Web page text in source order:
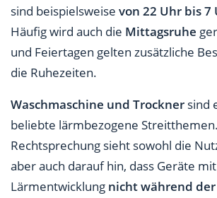
sind beispielsweise von 22 Uhr bis 7
Häufig wird auch die Mittagsruhe
und Feiertagen gelten zusätzliche
die Ruhezeiten.
Waschmaschine und Trockner sind
beliebte lärmbezogene
Rechtsprechung sieht sowohl die
aber auch darauf hin, dass Geräte
Lärmentwicklung nicht während